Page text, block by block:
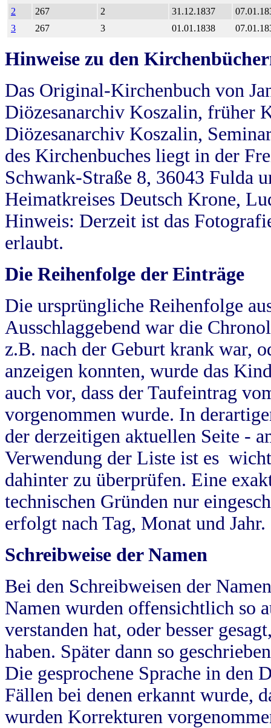
2
267 2 31.12.1837
3
267 3 01.01.1838
Hinweise zu den
Das Original-Kirchenbuch von
Diözesanarchiv Koszalin, früher
Diözesanarchiv Koszalin,
des Kirchenbuches liegt in der
Schwank-Straße 8, 36043 Fulda
Heimatkreises Deutsch Krone,
Hinweis: Derzeit ist das
erlaubt.
Die Reihenfolge der Einträge
Die ursprüngliche Reihenfolge
Ausschlaggebend war die
z.B. nach der Geburt krank war,
anzeigen konnten, wurde das
auch vor, dass der Taufeintrag
vorgenommen wurde. In
der derzeitigen aktuellen Seite -
Verwendung der Liste ist es
dahinter zu überprüfen. Eine
technischen Gründen nur
erfolgt nach Tag, Monat und Jahr.
Schreibweise der Namen
Bei den Schreibweisen der
Namen wurden offensichtlich so
verstanden hat, oder besser
haben. Später dann so
Die gesprochene Sprache in
Fällen bei denen erkannt wurde,
wurden Korrekturen